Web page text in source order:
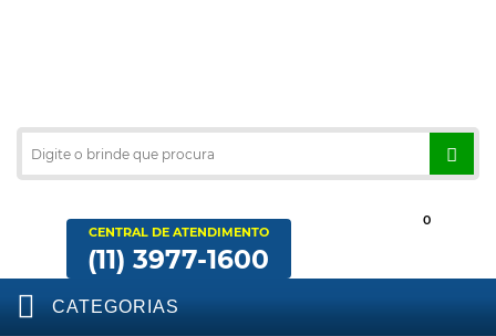
CENTRAL DE ATENDIMENTO
(11) 3977-1600
0
CATEGORIAS